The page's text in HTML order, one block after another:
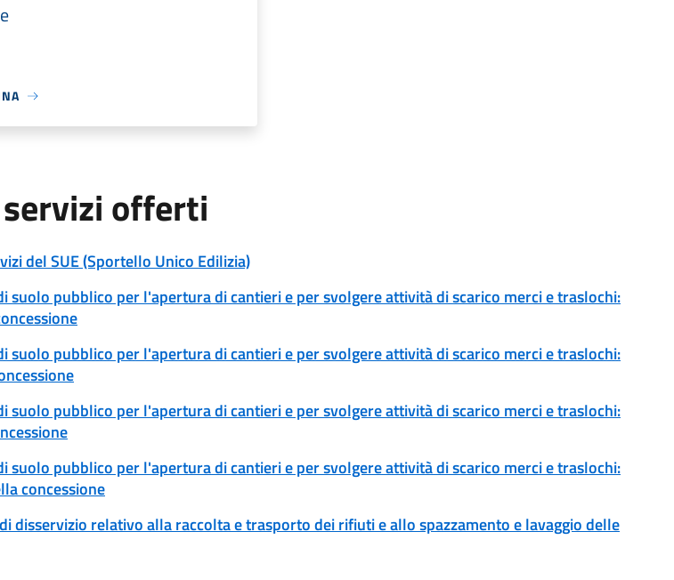
offerti
del SUE (Sportello Unico Edilizia)
suolo pubblico per l'apertura di cantieri e per svolgere attività di scarico merci e traslochi:
suolo pubblico per l'apertura di cantieri e per svolgere attività di scarico merci e traslochi:
suolo pubblico per l'apertura di cantieri e per svolgere attività di scarico merci e traslochi:
suolo pubblico per l'apertura di cantieri e per svolgere attività di scarico merci e traslochi:
concessione
disservizio relativo alla raccolta e trasporto dei rifiuti e allo spazzamento e lavaggio delle